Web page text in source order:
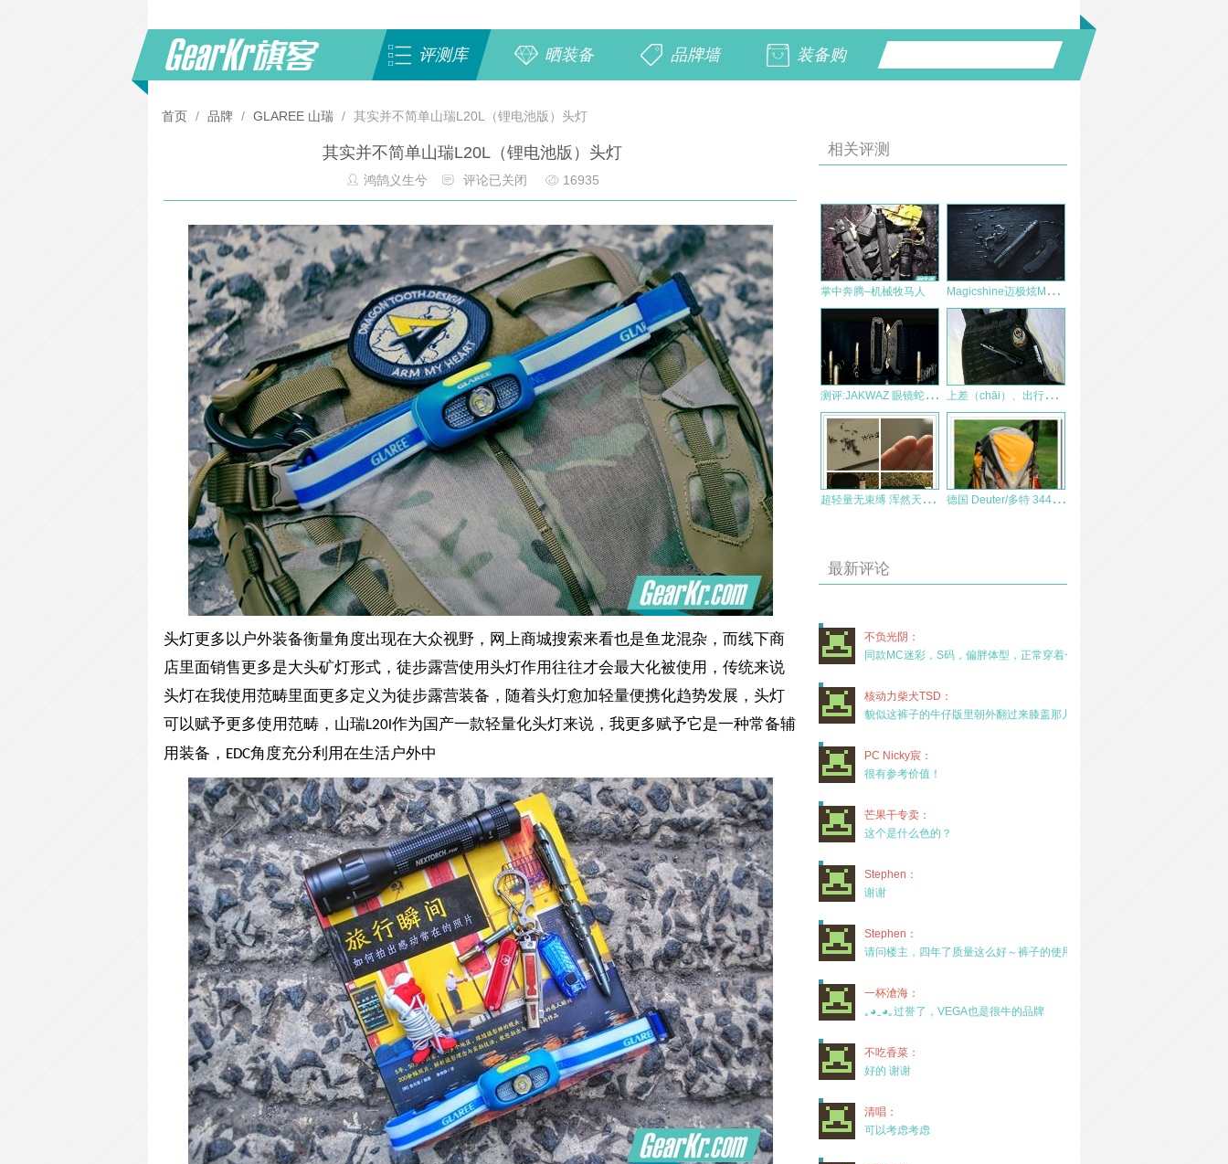
评测库 晒装备 品牌墙 装备购
首页 / 品牌 / GLAREE 山瑞 / 其实并不简单山瑞L20L（锂电池版）头灯
其实并不简单山瑞L20L（锂电池版）头灯
鸿鹄义生兮 评论已关闭 16935
头灯更多以户外装备衡量角度出现在大众视野，网上商城搜索来看也是鱼龙混杂，而线下商
店里面销售更多是大头矿灯形式，徒步露营使用头灯作用往往才会最大化被使用，传统来说
头灯在我使用范畴里面更多定义为徒步露营装备，随着头灯愈加轻量便携化趋势发展，头灯
可以赋予更多使用范畴，山瑞L20l 作为国产一款轻量化头灯来说，我更多赋予它是一种常备辅
用装备， EDC角度充分利用在生活户外中
相关评测
掌中奔腾–机械牧马人 M
agicshine迈极炫MOD20手电简评
测
评:JAKWAZ 眼镜蛇扣AustriAlpin战术腰带 上
差（chāi）、出行新选择 — ALPHONE cp-16b机械棍
超
轻量无束缚 浑然天成—Smartwool女士保暖裤测评 德
国 Deuter/多特 34417 ACT Trail 28 SL 户外背包 测评报告
最新评论
不负光阴：
同款MC迷彩，S码，偏胖体型，正常穿着一年半，没
核动力柴犬TSD：
貌似这裤子的牛仔版里朝外翻过来膝盖那儿有放护膝的
PC Nicky宸：
很有参考价值！
芒果干专卖：
这个是什么色的？
Stephen：
谢谢
Stephen：
请问楼主，四年了质量这么好～裤子的使用率高吗？
一杯滄海：
｡◕‿◕｡过誉了，VEGA也是很牛的品牌
不吃香菜：
好的 谢谢
清唱：
可以考虑考虑